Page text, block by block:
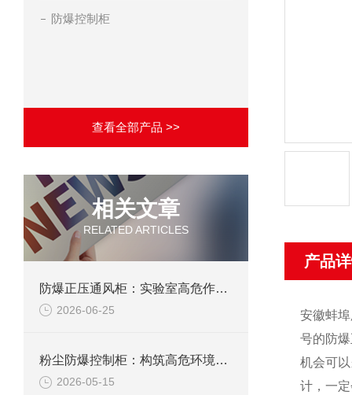
防爆控制柜
查看全部产品 >>
相关文章
RELATED ARTICLES
防爆正压通风柜：实验室高危作业的安全防护载体
2026-06-25
粉尘防爆控制柜：构筑高危环境下的电气安全屏障
2026-05-15
产品
安徽蚌
号的防
机会可
计，一